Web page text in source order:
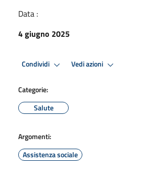
Data :
4 giugno 2025
Condividi Vedi azioni
Categorie:
Salute
Argomenti:
Assistenza sociale